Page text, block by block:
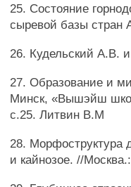
25. Состояние
сыревой базы
26. Кудельский A.B.
27. Образование и
Минск, «Вышэйш
с.25. Литвин В.М
28. Морфоструктура
и кайнозое. //